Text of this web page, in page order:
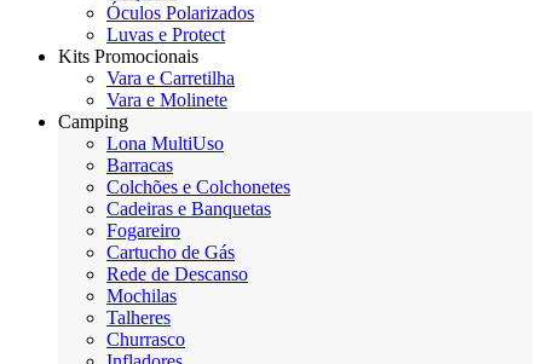
Óculos Polarizados
Luvas e Protect
Kits Promocionais
Vara e Carretilha
Vara e Molinete
Camping
Lona MultiUso
Barracas
Colchões e Colchonetes
Cadeiras e Banquetas
Fogareiro
Cartucho de Gás
Rede de Descanso
Mochilas
Talheres
Churrasco